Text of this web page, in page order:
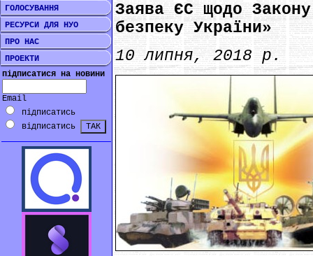
ГОЛОСУВАННЯ
РЕСУРСИ ДЛЯ НУО
ПРО НАС
ПРОЕКТИ
підписатися на новини
Email
підписатись
відписатись
Заява ЄС щодо
безпеку України»
10 липня, 2018 р.